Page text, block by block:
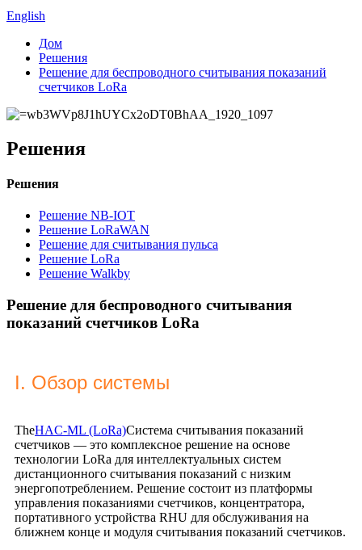
English
Дом
Решения
Решение для беспроводного считывания показаний
счетчиков LoRa
Решения
Решения
Решение NB-IOT
Решение LoRaWAN
Решение для считывания пульса
Решение LoRa
Решение Walkby
Решение для беспроводного считывания
показаний счетчиков LoRa
I. Обзор системы
TheHAC-ML (LoRa)Система считывания показаний
счетчиков — это комплексное решение на основе
технологии LoRa для интеллектуальных систем
дистанционного считывания показаний с низким
энергопотреблением. Решение состоит из платформы
управления показаниями счетчиков, концентратора,
портативного устройства RHU для обслуживания на
ближнем конце и модуля считывания показаний счетчиков.